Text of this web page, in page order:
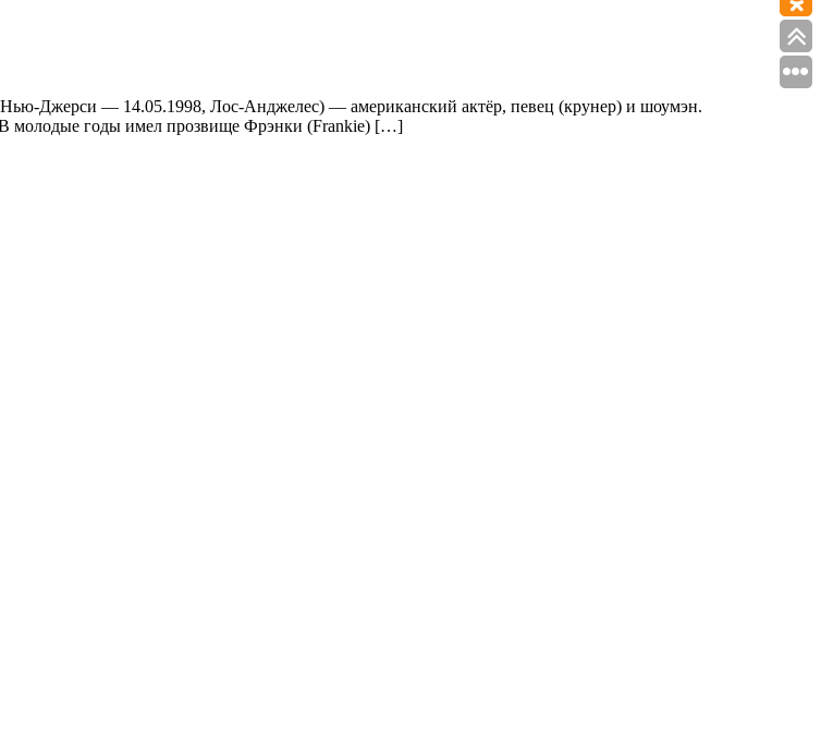
Джерси — 14.05.1998, Лос-Анджелес) — американский актёр, певец (крунер) и шоумэн.
В молодые годы имел прозвище Фрэнки (Frankie) […]